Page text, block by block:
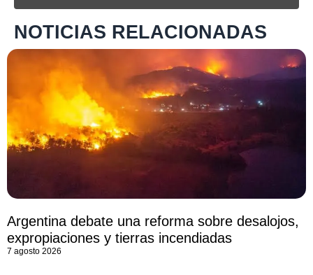
NOTICIAS RELACIONADAS
Argentina debate una reforma sobre desalojos,
expropiaciones y tierras incendiadas
7 agosto 2026